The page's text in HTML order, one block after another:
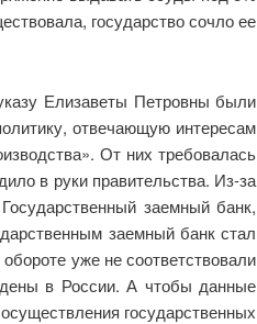
государство сочло ее
Елизаветы Петровны были
отвечающую интересам
От них требовалась
в руки правительства. Из-за
заемный банк,
заемный банк стал
уже не соответствовали
в России. А чтобы данные
государственных